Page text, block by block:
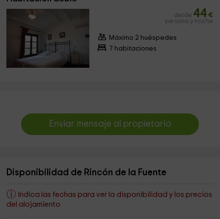
desde 44 €
persona y noche
Máximo 2 huéspedes
7 habitaciones
Enviar mensaje al propietario
Disponibilidad de Rincón de la Fuente
Indica las fechas para ver la disponibilidad y los precios
del alojamiento